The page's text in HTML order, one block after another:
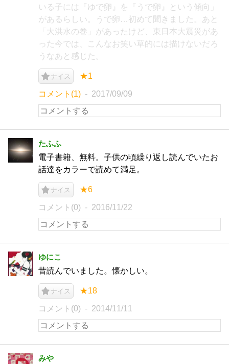
いる子には『ゆで卵』を『うで卵』という傾向」
があるらしい。うで卵…初めて聞きました。あと
「大洪水の巻」があったけど、東日本大震災があ
った今では、こんなお笑い草的には描けないだろ
うなあと感じた。
ナイス ★1
コメント(1) 2017/09/09
たふふ
電子書籍、無料。子供の頃繰り返し読んでいたお
話達をカラーで読めて満足。
ナイス ★6
コメント(0) 2016/11/22
ゆにこ
昔読んでいました。懐かしい。
ナイス ★18
コメント(0) 2014/11/11
みや